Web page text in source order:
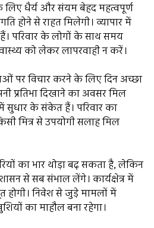
धैर्य और संयम बेहद महत्वपूर्ण
होने से राहत मिलेगी। व्यापार में
परिवार के लोगों के साथ समय
को लेकर लापरवाही न करें।
पर विचार करने के लिए दिन अच्छा
प्रतिभा दिखाने का अवसर मिल
सुधार के संकेत हैं। परिवार का
मित्र से उपयोगी सलाह मिल
का भार थोड़ा बढ़ सकता है, लेकिन
से सब संभाल लेंगे। कार्यक्षेत्र में
होगी। निवेश से जुड़े मामलों में
का माहौल बना रहेगा।